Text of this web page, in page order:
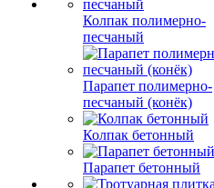
Колпак полимерно-
песчаный
Парапет полимерно-
песчаный (конёк)
Колпак бетонный
Парапет бетонный